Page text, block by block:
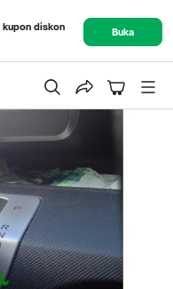
diskon
Buka